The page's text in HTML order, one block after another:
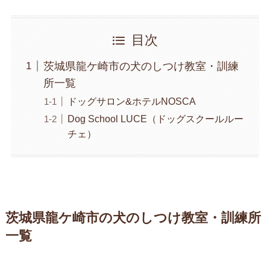
目次
茨城県龍ケ崎市の犬のしつけ教室・訓練
所一覧
ドッグサロン&ホテルNOSCA
Dog School LUCE（ドッグスクールルー
チェ）
茨城県龍ケ崎市の犬のしつけ教室・訓練所
一覧